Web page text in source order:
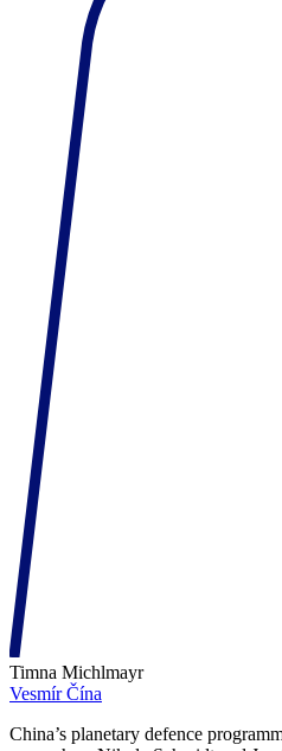
Timna Michlmayr
VesmírČína
China’s planetary defence